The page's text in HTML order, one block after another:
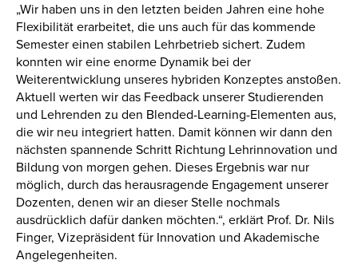
„Wir haben uns in den letzten beiden Jahren eine hohe
Flexibilität erarbeitet, die uns auch für das kommende
Semester einen stabilen Lehrbetrieb sichert. Zudem
konnten wir eine enorme Dynamik bei der
Weiterentwicklung unseres hybriden Konzeptes anstoßen.
Aktuell werten wir das Feedback unserer Studierenden
und Lehrenden zu den Blended-Learning-Elementen aus,
die wir neu integriert hatten. Damit können wir dann den
nächsten spannende Schritt Richtung Lehrinnovation und
Bildung von morgen gehen. Dieses Ergebnis war nur
möglich, durch das herausragende Engagement unserer
Dozenten, denen wir an dieser Stelle nochmals
ausdrücklich dafür danken möchten.“, erklärt Prof. Dr. Nils
Finger, Vizepräsident für Innovation und Akademische
Angelegenheiten.